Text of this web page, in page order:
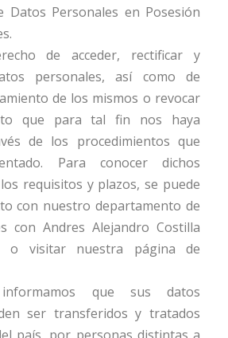
Datos Personales en Posesión
de acceder, rectificar y
personales, así como de
de los mismos o revocar
que para tal fin nos haya
de los procedimientos que
Para conocer dichos
requisitos y plazos, se puede
con nuestro departamento de
con Andres Alejandro Costilla
o visitar nuestra página de
que sus datos
ser transferidos y tratados